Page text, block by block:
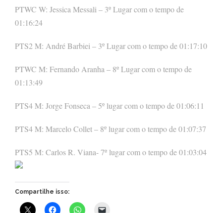
PTWC W: Jessica Messali – 3º Lugar com o tempo de
01:16:24
PTS2 M: André Barbiei – 3º Lugar com o tempo de 01:17:10
PTWC M: Fernando Aranha – 8º Lugar com o tempo de
01:13:49
PTS4 M: Jorge Fonseca – 5º lugar com o tempo de 01:06:11
PTS4 M: Marcelo Collet – 8º lugar com o tempo de 01:07:37
PTS5 M: Carlos R. Viana- 7º lugar com o tempo de 01:03:04
Compartilhe isso: